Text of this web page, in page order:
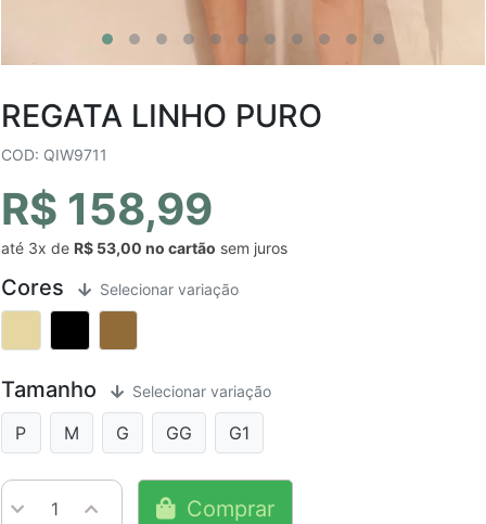
REGATA LINHO PURO
COD: QIW9711
R$ 158,99
até 3x de R$ 53,00 sem juros
Cores Selecionar variação
Tamanho Selecionar variação
P M G GG G1
Comprar